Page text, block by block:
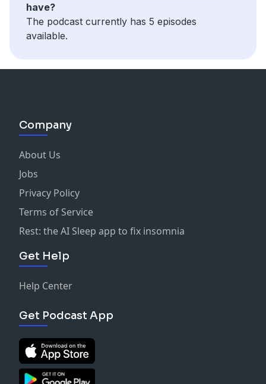
have?
The podcast currently has 5 episodes
available.
Company
About Us
Jobs
Privacy Policy
Terms of Service
Rest: the AI Sleep app to fix insomnia
Get Help
Help Center
Get Podcast App